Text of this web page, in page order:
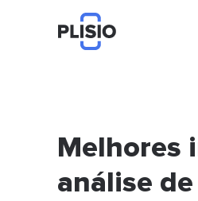
Melhores
análise